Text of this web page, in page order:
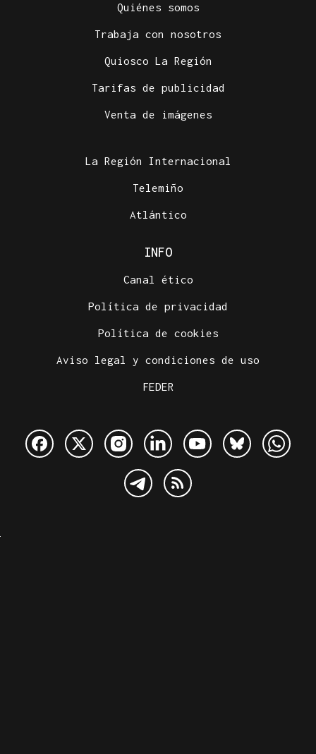
Quiénes somos
Trabaja con nosotros
Quiosco La Región
Tarifas de publicidad
Venta de imágenes
La Región Internacional
Telemiño
Atlántico
INFO
Canal ético
Política de privacidad
Política de cookies
Aviso legal y condiciones de uso
FEDER